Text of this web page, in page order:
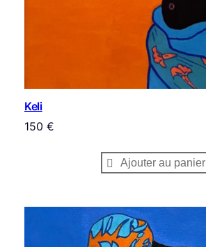
Keli
150 €
Ajouter au panier